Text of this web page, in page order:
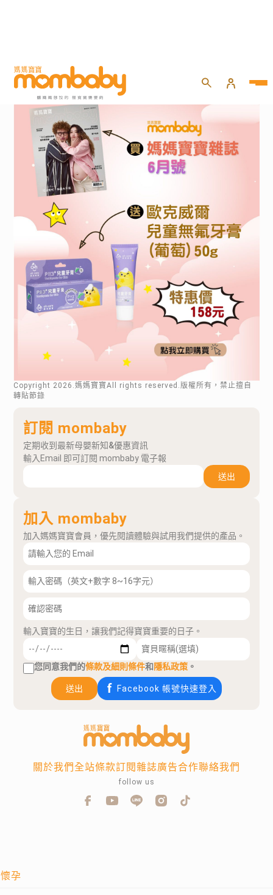
Copyright 2026 .媽媽寶寶All rights reserved.版權所有，禁止擅自
轉貼節錄
訂閱 mombaby
定期收到最新母嬰新知&優惠資訊
輸入Email 即可訂閱 mombaby 電子報
送出
加入 mombaby
加入媽媽寶寶會員，優先閱讀體驗與試用我們提供的產品。
輸入寶寶的生日，讓我們記得寶寶重要的日子。
您同意我們的條款及細則條件和隱私政策 。
送出 Facebook 帳號快速登入
懷孕
關於我們全站條款訂閱雜誌廣告合作聯絡我們
follow us